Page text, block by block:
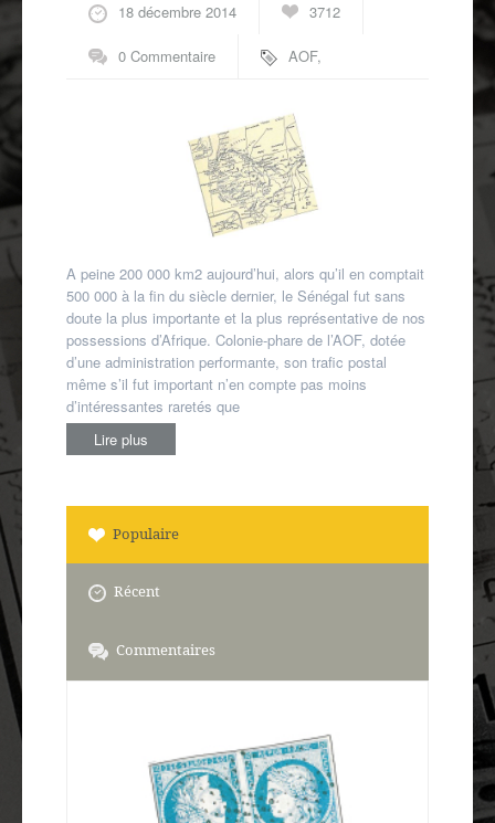
18 décembre 2014 3712
0 Commentaire AOF,
A peine 200 000 km2 aujourd’hui, alors qu’il en comptait
500 000 à la fin du siècle dernier, le Sénégal fut sans
doute la plus importante et la plus représentative de nos
possessions d’Afrique. Colonie-phare de l’AOF, dotée
d’une administration performante, son trafic postal
même s’il fut important n’en compte pas moins
d’intéressantes raretés que
Lire plus
Populaire
Récent
Commentaires